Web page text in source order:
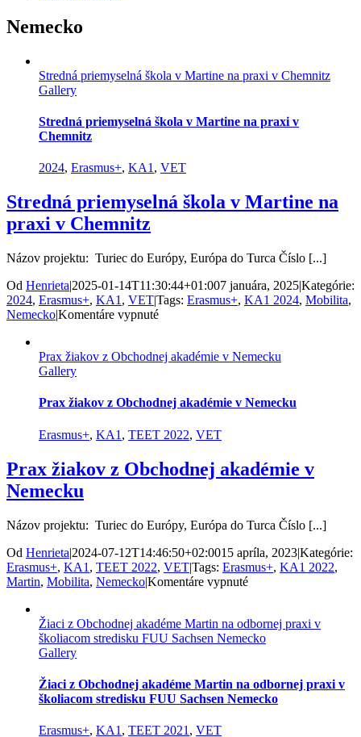
Nemecko
Stredná priemyselná škola v Martine na praxi v Chemnitz
Gallery
Stredná priemyselná škola v Martine na praxi v
Chemnitz
2024, Erasmus+, KA1 , VET
Stredná priemyselná škola v Martine na
praxi v Chemnitz
Názov projektu: Turiec do Európy, Európa do Turca Číslo [...]
Od Henrieta|2025-01-14T11:30:44+01:007 januára, 2025|Kategórie:
2024, Erasmus+, KA1 , VET|Tags: Erasmus+, KA1 2024, Mobilita,
Nemecko|Komentáre vypnuténa
škola
na
v
Chemnitz
Prax žiakov z Obchodnej akadémie v Nemecku
Gallery
Prax žiakov z Obchodnej akadémie v Nemecku
Erasmus+, KA1 , TEET 2022, VET
Prax žiakov z Obchodnej akadémie v
Nemecku
Názov projektu: Turiec do Európy, Európa do Turca Číslo [...]
Od Henrieta|2024-07-12T14:46:50+02:0015 apríla, 2023|Kategórie:
Erasmus+, KA1 , TEET 2022, VET|Tags: Erasmus+, KA1 2022,
Martin, Mobilita, Nemecko|Komentáre vypnuténa
z
Obchodnej
Nemecku
Žiaci z Obchodnej akadéme Martin na odbornej praxi v
školiacom stredisku FUU Sachsen Nemecko
Gallery
Žiaci z Obchodnej akadéme Martin na odbornej praxi v
školiacom stredisku FUU Sachsen Nemecko
Erasmus+, KA1 , TEET 2021 , VET